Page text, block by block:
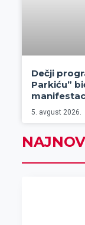
Dečji
Parkiću”
5. avgust 2026.